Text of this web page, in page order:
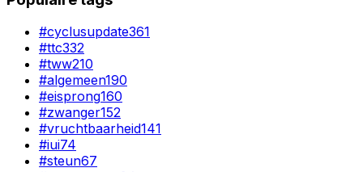
#cyclusupdate361
#ttc332
#tww210
#algemeen190
#eisprong160
#zwanger152
#vruchtbaarheid141
#iui74
#steun67